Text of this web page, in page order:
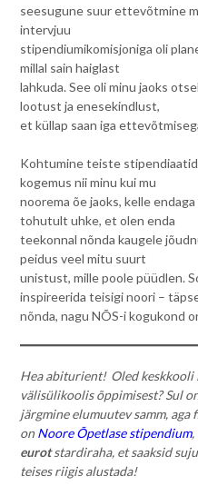
seesugune suur ettevõtmine
intervjuu
stipendiumikomisjoniga oli
millal sain haiglast
lahkuda. See oli minu jaoks
lootust ja enesekindlust,
et küllap saan iga
Kohtumine teiste
kogemus nii minu kui mu
noorema õe jaoks, kelle
tohutult uhke, et olen enda
teekonnal nõnda kaugele
peidus veel mitu suurt
unistust, mille poole püüdlen.
inspireerida teisigi noori –
nõnda, nagu NÕS-i kogukond
Hea abiturient! Oled keskkooli
välisülikoolis õppimisest? Sul
järgmine elumuutev samm,
on Noore Õpetlase stipendium,
eurotstardiraha, et saaksid
teises riigis alustada!